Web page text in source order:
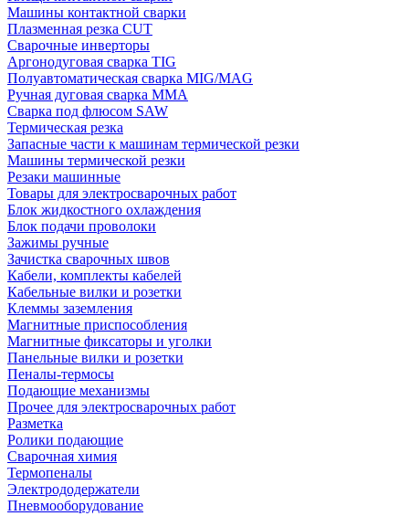
Машины контактной сварки
Плазменная резка CUT
Сварочные инверторы
Аргонодуговая сварка TIG
Полуавтоматическая сварка MIG/MAG
Ручная дуговая сварка MMA
Сварка под флюсом SAW
Термическая резка
Запасные части к машинам термической резки
Машины термической резки
Резаки машинные
Товары для электросварочных работ
Блок жидкостного охлаждения
Блок подачи проволоки
Зажимы ручные
Зачистка сварочных швов
Кабели, комплекты кабелей
Кабельные вилки и розетки
Клеммы заземления
Магнитные приспособления
Магнитные фиксаторы и уголки
Панельные вилки и розетки
Пеналы-термосы
Подающие механизмы
Прочее для электросварочных работ
Разметка
Ролики подающие
Сварочная химия
Термопеналы
Электрододержатели
Пневмооборудование